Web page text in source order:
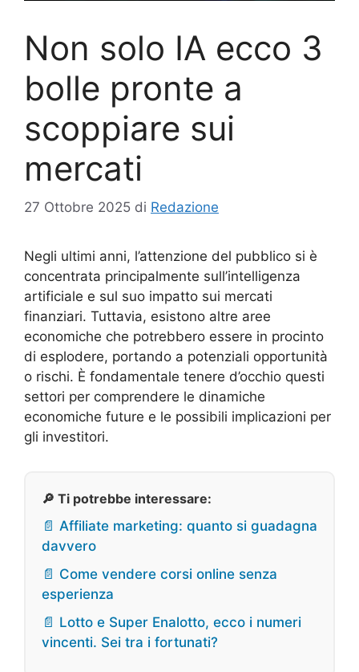
Non solo IA ecco 3
bolle pronte a
scoppiare sui
mercati
27 Ottobre 2025 di Redazione
Negli ultimi anni, l’attenzione del pubblico si è
concentrata principalmente sull’intelligenza
artificiale e sul suo impatto sui mercati
finanziari. Tuttavia, esistono altre aree
economiche che potrebbero essere in procinto
di esplodere, portando a potenziali opportunità
o rischi. È fondamentale tenere d’occhio questi
settori per comprendere le dinamiche
economiche future e le possibili implicazioni per
gli investitori.
🔎 Ti potrebbe interessare:
📄 Affiliate marketing: quanto si guadagna
davvero
📄 Come vendere corsi online senza
esperienza
📄 Lotto e Super Enalotto, ecco i numeri
vincenti. Sei tra i fortunati?